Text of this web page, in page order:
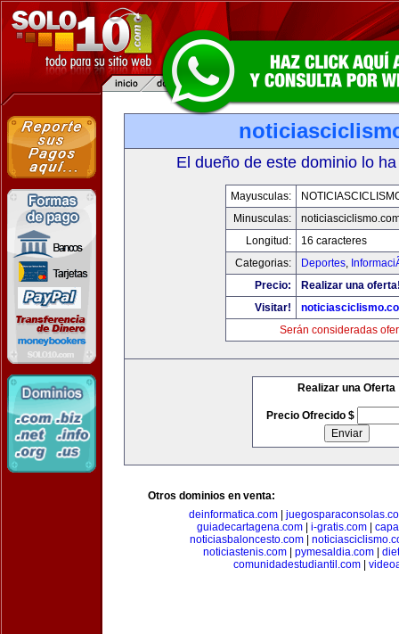
El dueño de este dominio lo
Mayusculas:
Minusculas:
Longitud:
16 caracteres
Categorias:
Deportes,
Precio:
Realizar una
Visitar!
Serán consideradas
Realizar una Oferta
Precio Ofrecido $
Otros dominios en venta:
deinformatica.com
guiadecartagena.com| i-gratis.com|
noticiasbaloncesto.com
noticiastenis.com
pymesaldia.com
comunidadestudiantil.com